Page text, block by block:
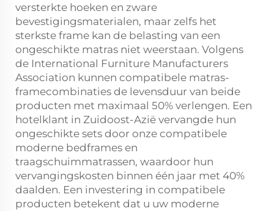
versterkte hoeken en zware
bevestigingsmaterialen, maar zelfs het
sterkste frame kan de belasting van een
ongeschikte matras niet weerstaan. Volgens
de International Furniture Manufacturers
Association kunnen compatibele matras-
framecombinaties de levensduur van beide
producten met maximaal 50% verlengen. Een
hotelklant in Zuidoost-Azië vervangde hun
ongeschikte sets door onze compatibele
moderne bedframes en
traagschuimmatrassen, waardoor hun
vervangingskosten binnen één jaar met 40%
daalden. Een investering in compatibele
producten betekent dat u uw moderne